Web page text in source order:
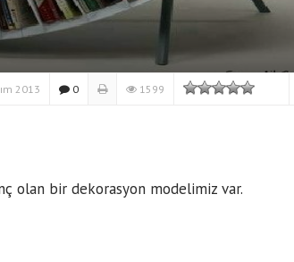
2013 0 1599
olan bir dekorasyon modelimiz var.